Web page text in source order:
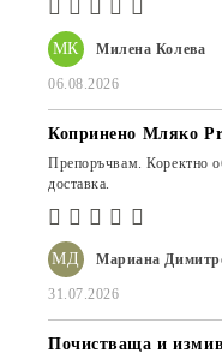
МК Милена Колева
06.08.2026
МД Мариана
31.07.2026
Копринено Мляко
Препоръчвам. Коректно
доставка.
Почистваща и